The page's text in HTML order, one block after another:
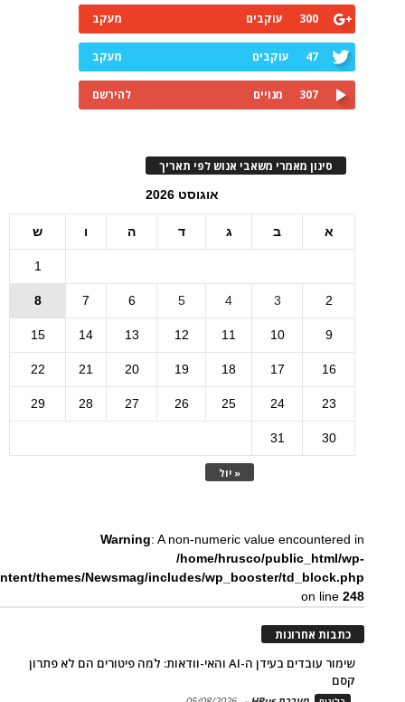
300 עוקבים מעקב
47 עוקבים מעקב
307 מנויים להירשם
סינון מאמרי משאבי אנוש לפי תאריך
אוגוסט 2026
א ב ג ד ה ו ש
« יול
1
2
3
4
5
6
7
8
9
10
11
12
13
14
15
16
17
18
19
20
21
22
23
24
25
26
27
28
29
30
31
Warning: A non-numeric value encountered in
/home/hrusco/public_html/wp-
themes/Newsmag/includes/wp_booster/td_block.php
on line248
כתבות אחרונות
שימור עובדים בעידן ה-AI והאי-וודאות: למה פיטורים הם לא פתרון
קסם